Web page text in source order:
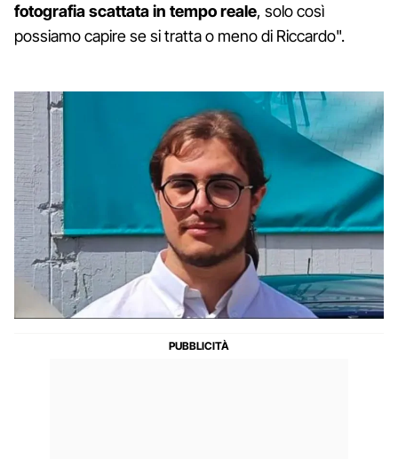
fotografia scattata in tempo reale, solo così
possiamo capire se si tratta o meno di Riccardo".